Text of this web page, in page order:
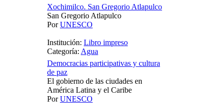
Xochimilco. San Gregorio Atlapulco
San Gregorio Atlapulco
PorUNESCO
Institución: Libro impreso
Categoría: Agua
Democracias participativas y cultura
de paz
El gobierno de las ciudades en
América Latina y el Caribe
PorUNESCO